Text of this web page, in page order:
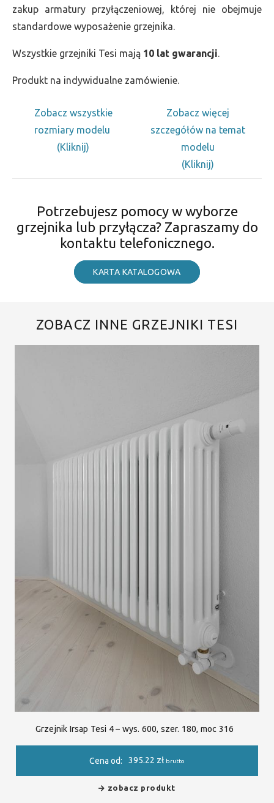
zakup armatury przyłączeniowej, której nie obejmuje
standardowe wyposażenie grzejnika.
Wszystkie grzejniki Tesi mają 10 lat gwarancji.
Produkt na indywidualne zamówienie.
Zobacz wszystkie
rozmiary modelu
(Kliknij)
Zobacz więcej
szczegółów na temat
modelu
(Kliknij)
Potrzebujesz pomocy w wyborze
grzejnika lub przyłącza? Zapraszamy do
kontaktu telefonicznego.
KARTA KATALOGOWA
ZOBACZ INNE GRZEJNIKI TESI
Grzejnik Irsap Tesi 4 – wys. 600, szer. 180, moc 316
Cena od: 395.22 zł brutto
zobacz produkt